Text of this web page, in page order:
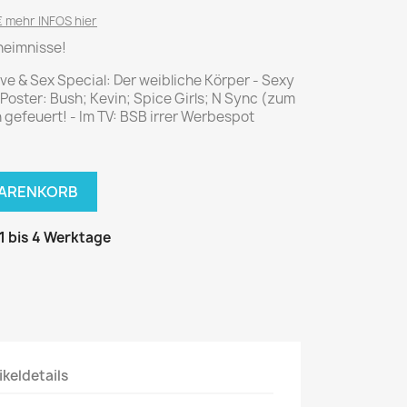
P.M. Biografie
PM Magazin
Unser Wald
MUSIK
Graceland
JUICE
Metal Hammer
MODE
INFOS hier
& Sex Special: Der weibliche Körper - Sexy
Bush; Kevin; Spice Girls; N Sync (zum
- Im TV: BSB irrer Werbespot
bis 4 Werktage